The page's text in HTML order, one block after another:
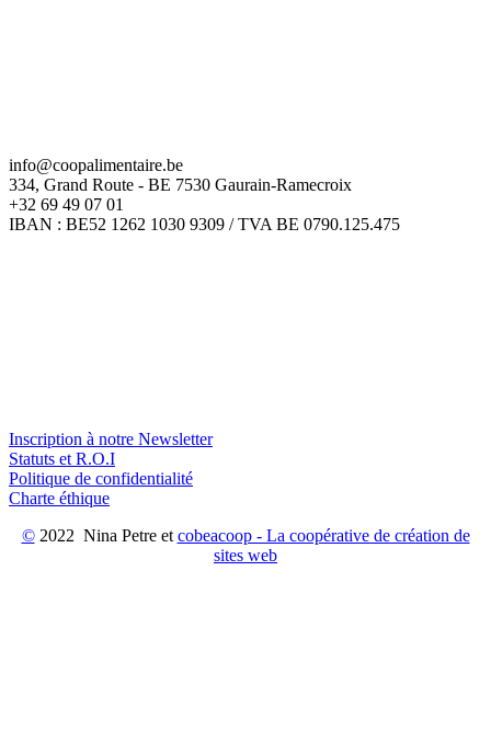
info@coopalimentaire.be
334, Grand Route - BE 7530 Gaurain-Ramecroix
+32 69 49 07 01
IBAN : BE52 1262 1030 9309 / TVA BE 0790.125.475
Inscription à notre Newsletter
Statuts et R.O.I
Politique de confidentialité
Charte éthique
©2022 Nina Petre et cobeacoop - La coopérative de création de
sites web